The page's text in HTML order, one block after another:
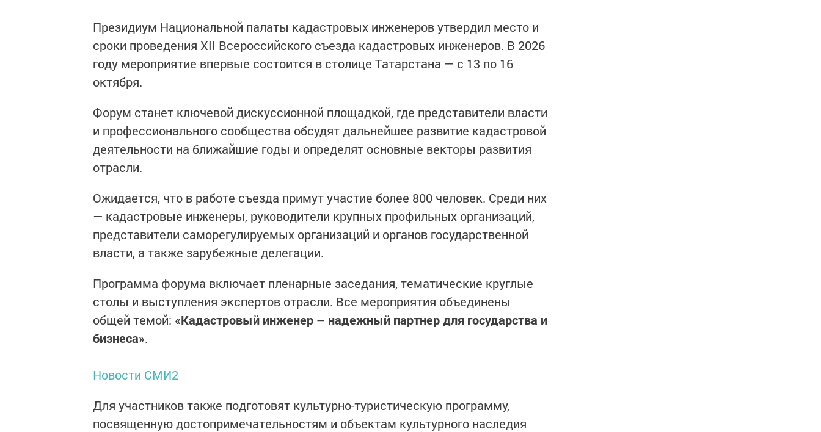
Президиум Национальной палаты кадастровых инженеров утвердил место и
сроки проведения XII Всероссийского съезда кадастровых инженеров. В 2026
году мероприятие впервые состоится в столице Татарстана — с 13 по 16
октября.
Форум станет ключевой дискуссионной площадкой, где представители власти
и профессионального сообщества обсудят дальнейшее развитие кадастровой
деятельности на ближайшие годы и определят основные векторы развития
отрасли.
Ожидается, что в работе съезда примут участие более 800 человек. Среди них
— кадастровые инженеры, руководители крупных профильных организаций,
представители саморегулируемых организаций и органов государственной
власти, а также зарубежные делегации.
Программа форума включает пленарные заседания, тематические круглые
столы и выступления экспертов отрасли. Все мероприятия объединены
общей темой: «Кадастровый инженер – надежный партнер для государства и
бизнеса».
Новости СМИ2
Для участников также подготовят культурно-туристическую программу,
посвященную достопримечательностям и объектам культурного наследия